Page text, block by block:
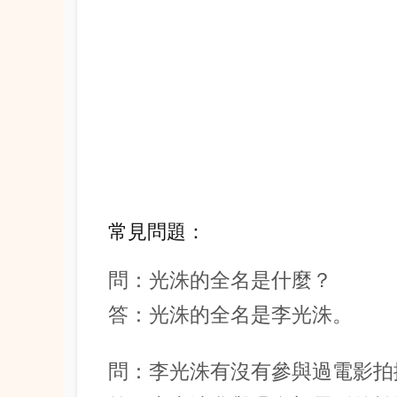
常見問題：
問：光洙的全名是什麼？
答：光洙的全名是李光洙。
問：李光洙有沒有參與過電影